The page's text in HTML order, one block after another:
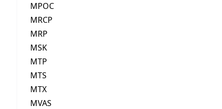
MPOC
MRCP
MRP
MSK
MTP
MTS
MTX
MVAS